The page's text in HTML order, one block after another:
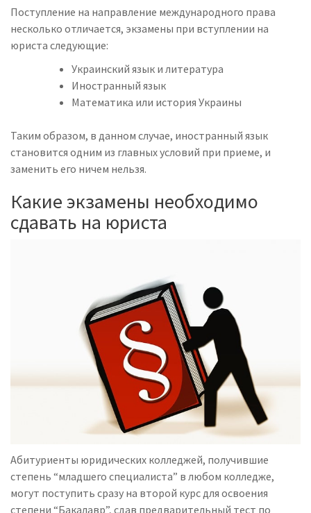
Поступление на направление международного права
несколько отличается, экзамены при вступлении на
юриста следующие:
Украинский язык и литература
Иностранный язык
Математика или история Украины
Таким образом, в данном случае, иностранный язык
становится одним из главных условий при приеме, и
заменить его ничем нельзя.
Какие экзамены необходимо
сдавать на юриста
Абитуриенты юридических колледжей, получившие
степень “младшего специалиста” в любом колледже,
могут поступить сразу на второй курс для освоения
степени “Бакалавр”, сдав предварительный тест по